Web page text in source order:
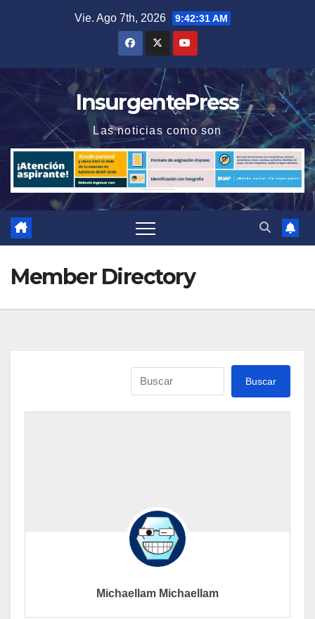
Vie. Ago 7th, 2026 9:42:31 AM
InsurgentePress
Las noticias como son
Member Directory
Michaellam Michaellam